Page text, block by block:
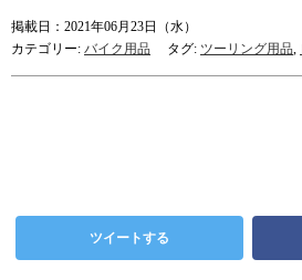
掲載日：2021年06月23日（水）
カテゴリー: バイク用品 タグ: ツーリング用品,
ツイートする